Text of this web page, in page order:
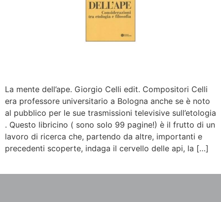
La mente dell’ape. Giorgio Celli edit. Compositori Celli
era professore universitario a Bologna anche se è noto
al pubblico per le sue trasmissioni televisive sull’etologia
. Questo libricino ( sono solo 99 pagine!) è il frutto di un
lavoro di ricerca che, partendo da altre, importanti e
precedenti scoperte, indaga il cervello delle api, la […]